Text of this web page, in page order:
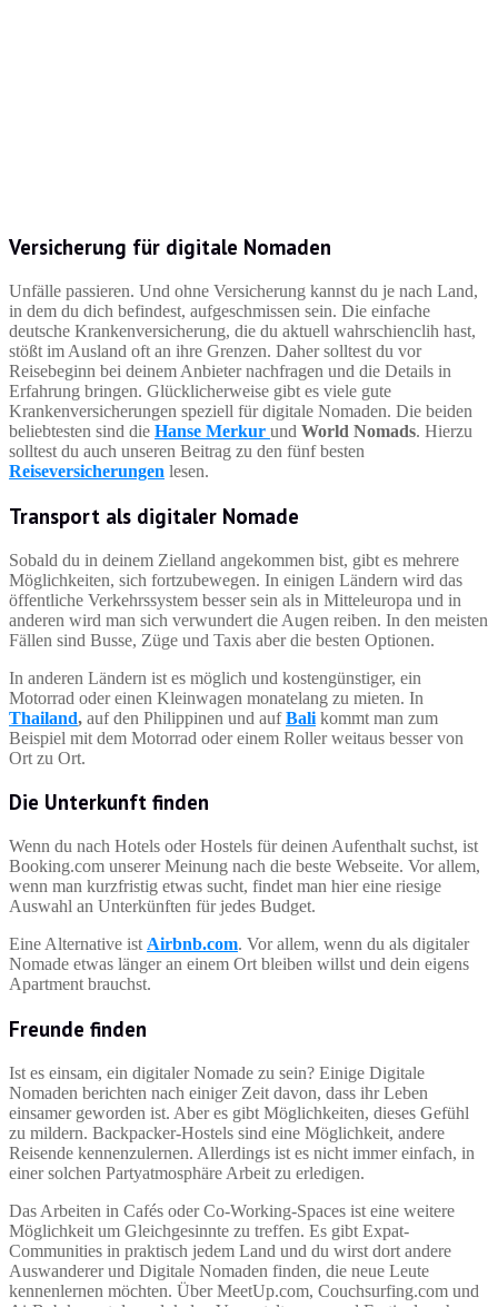
Versicherung für digitale Nomaden
Unfälle passieren. Und ohne Versicherung kannst du je nach Land,
in dem du dich befindest, aufgeschmissen sein. Die einfache
deutsche Krankenversicherung, die du aktuell wahrschienclih hast,
stößt im Ausland oft an ihre Grenzen. Daher solltest du vor
Reisebeginn bei deinem Anbieter nachfragen und die Details in
Erfahrung bringen. Glücklicherweise gibt es viele gute
Krankenversicherungen speziell für digitale Nomaden. Die beiden
beliebtesten sind die Hanse Merkur und World Nomads. Hierzu
solltest du auch unseren Beitrag zu den fünf besten
Reiseversicherungen lesen.
Transport als digitaler Nomade
Sobald du in deinem Zielland angekommen bist, gibt es mehrere
Möglichkeiten, sich fortzubewegen. In einigen Ländern wird das
öffentliche Verkehrssystem besser sein als in Mitteleuropa und in
anderen wird man sich verwundert die Augen reiben. In den meisten
Fällen sind Busse, Züge und Taxis aber die besten Optionen.
In anderen Ländern ist es möglich und kostengünstiger, ein
Motorrad oder einen Kleinwagen monatelang zu mieten. In
Thailand, auf den Philippinen und aufBali kommt man zum
Beispiel mit dem Motorrad oder einem Roller weitaus besser von
Ort zu Ort.
Die Unterkunft finden
Wenn du nach Hotels oder Hostels für deinen Aufenthalt suchst, ist
Booking.com unserer Meinung nach die beste Webseite. Vor allem,
wenn man kurzfristig etwas sucht, findet man hier eine riesige
Auswahl an Unterkünften für jedes Budget.
Eine Alternative ist Airbnb.com. Vor allem, wenn du als digitaler
Nomade etwas länger an einem Ort bleiben willst und dein eigens
Apartment brauchst.
Freunde finden
Ist es einsam, ein digitaler Nomade zu sein? Einige Digitale
Nomaden berichten nach einiger Zeit davon, dass ihr Leben
einsamer geworden ist. Aber es gibt Möglichkeiten, dieses Gefühl
zu mildern. Backpacker-Hostels sind eine Möglichkeit, andere
Reisende kennenzulernen. Allerdings ist es nicht immer einfach, in
einer solchen Partyatmosphäre Arbeit zu erledigen.
Das Arbeiten in Cafés oder Co-Working-Spaces ist eine weitere
Möglichkeit um Gleichgesinnte zu treffen. Es gibt Expat-
Communities in praktisch jedem Land und du wirst dort andere
Auswanderer und Digitale Nomaden finden, die neue Leute
kennenlernen möchten. Über MeetUp.com, Couchsurfing.com und